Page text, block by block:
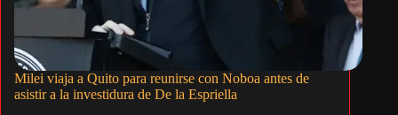
Milei viaja a Quito para reunirse con Noboa antes de
asistir a la investidura de De la Espriella